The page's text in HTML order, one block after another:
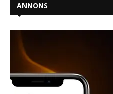
ANNONS